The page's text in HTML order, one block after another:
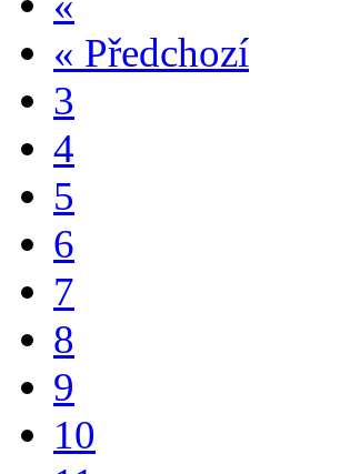
« Předchozí
3
4
5
6
7
8
9
10